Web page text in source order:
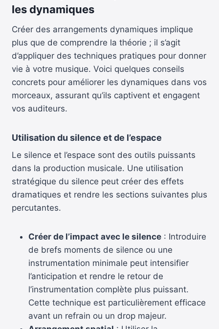
les dynamiques
Créer des arrangements dynamiques implique
plus que de comprendre la théorie ; il s’agit
d’appliquer des techniques pratiques pour donner
vie à votre musique. Voici quelques conseils
concrets pour améliorer les dynamiques dans vos
morceaux, assurant qu’ils captivent et engagent
vos auditeurs.
Utilisation du silence et de l’espace
Le silence et l’espace sont des outils puissants
dans la production musicale. Une utilisation
stratégique du silence peut créer des effets
dramatiques et rendre les sections suivantes plus
percutantes.
Créer de l’impact avec le silence : Introduire
de brefs moments de silence ou une
instrumentation minimale peut intensifier
l’anticipation et rendre le retour de
l’instrumentation complète plus puissant.
Cette technique est particulièrement efficace
avant un refrain ou un drop majeur.